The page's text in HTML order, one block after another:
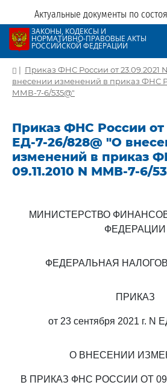
Актуальные документы по
ЗАКОНЫ, КОДЕКСЫ И
НОРМАТИВНО-ПРАВОВЫЕ АКТЫ
РОССИЙСКОЙ ФЕДЕРАЦИИ
| Приказ ФНС России от 23.09.2021
внесении изменений в приказ ФНС
ММВ-7-6/535@"
Приказ ФНС России от
ЕД-7-26/828@ "О
изменений в приказ
09.11.2010 N ММВ-7-6/
МИНИСТЕРСТВО
ФЕДЕРАЦИИ
ФЕДЕРАЛЬНАЯ
ПРИКАЗ
от 23 сентября 2021 г. N
О ВНЕСЕНИИ
В ПРИКАЗ ФНС РОССИИ ОТ